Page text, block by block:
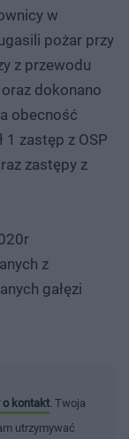
w
pożar przy
z przewodu
dokonano
obecność
1 zastęp z OSP
zastępy z
z
gałęzi
o kontakt . Twoja
utrzymywać